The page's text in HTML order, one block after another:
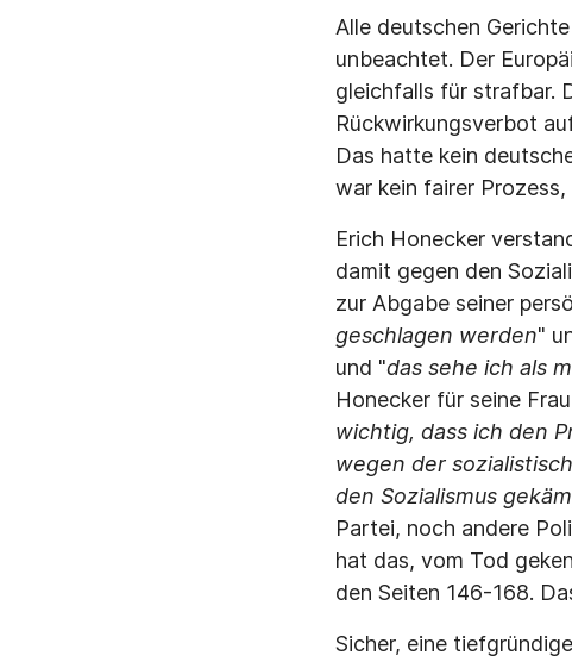
Alle deutschen
unbeachtet. Der
gleichfalls für strafbar.
Rückwirkungsverbot
Das hatte kein
war kein fairer
Erich Honecker
damit gegen den
zur Abgabe seiner
geschlagen werden"
und "das sehe ich als
Honecker für seine
wichtig, dass ich den
wegen der
den Sozialismus
Partei, noch andere
hat das, vom Tod
den Seiten 146-168.
Sicher, eine